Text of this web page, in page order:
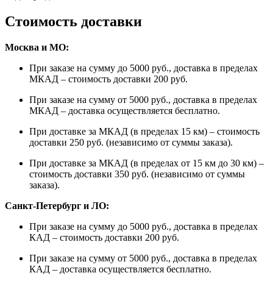
Стоимость доставки
Москва и МО:
При заказе на сумму до 5000 руб., доставка в пределах
МКАД – стоимость доставки 200 руб.
При заказе на сумму от 5000 руб., доставка в пределах
МКАД – доставка осуществляется бесплатно.
При доставке за МКАД (в пределах 15 км) – стоимость
доставки 250 руб. (независимо от суммы заказа).
При доставке за МКАД (в пределах от 15 км до 30 км) –
стоимость доставки 350 руб. (независимо от суммы
заказа).
Санкт-Петербург и ЛО:
При заказе на сумму до 5000 руб., доставка в пределах
КАД – стоимость доставки 200 руб.
При заказе на сумму от 5000 руб., доставка в пределах
КАД – доставка осуществляется бесплатно.